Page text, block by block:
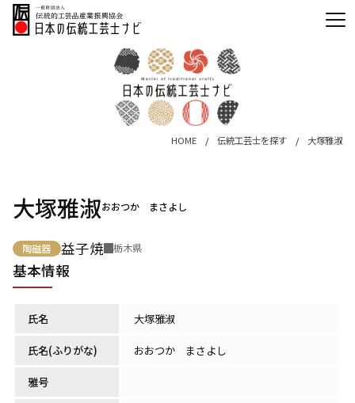
HOME 伝統工芸士を探す 大塚雅淑
大塚雅淑おおつか まさよし
陶磁器 益子焼 栃木県
基本情報
氏名 大塚雅淑
氏名(ふりがな) おおつか まさよし
雅号